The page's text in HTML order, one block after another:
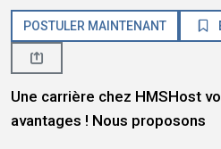
POSTULER MAINTENANT
Une carrière chez HMSHost
avantages ! Nous proposons